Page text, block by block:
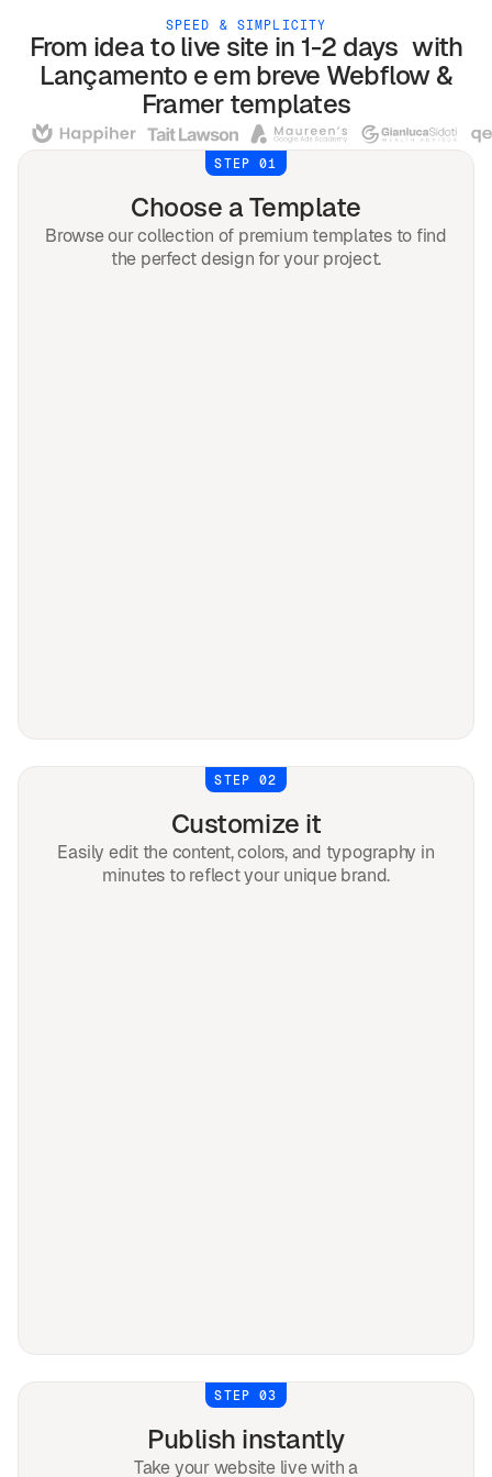
SPEED & SIMPLICITY
From idea to live site in 1-2 days with
Lançamento e em breve Webflow &
Framertemplates
STEP 01
Choose a Template
Browse our collection of premium templates to find
the perfect design for your project.
STEP 02
Customize it
Easily edit the content, colors, and typography in
minutes to reflect your unique brand.
STEP 03
Publish instantly
Take your website live with a